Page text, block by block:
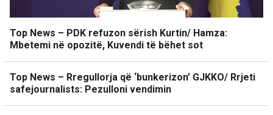
Top News – PDK refuzon sërish Kurtin/ Hamza:
Mbetemi në opozitë, Kuvendi të bëhet sot
Top News – Rregullorja që ‘bunkerizon’ GJKKO/ Rrjeti
safejournalists: Pezulloni vendimin